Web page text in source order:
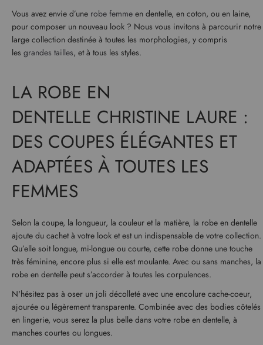
Vous avez envie d’une robe femme en dentelle, en coton, ou en laine,
pour composer un nouveau look ? Nous vous invitons à parcourir notre
large collection destinée à toutes les morphologies, y compris
les grandes tailles, et à tous les styles.
LA ROBE EN
DENTELLE CHRISTINE LAURE :
DES COUPES ÉLÉGANTES ET
ADAPTÉES À TOUTES LES
FEMMES
Selon la coupe, la longueur, la couleur et la matière, la robe en dentelle
ajoute du cachet à votre look et est un indispensable de votre collection.
Qu’elle soit longue, mi-longue ou courte, cette robe donne une touche
très féminine, encore plus si elle est moulante. Avec ou sans manches, la
robe en dentelle peut s’accorder à toutes les corpulences.
N'hésitez pas à oser un joli décolleté avec une encolure cache-coeur,
ajourée ou légèrement transparente. Combinée avec des bodies côtelés
en lingerie, vous serez la plus belle dans votre robe en dentelle, à
manches courtes ou longues.